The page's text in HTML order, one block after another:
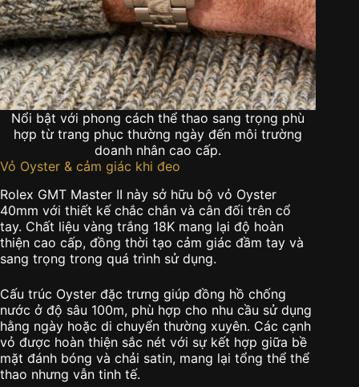
Nổi bật với phong cách thể thao sang trọng phù
hợp từ trang phục thường ngày đến môi trường
doanh nhân cao cấp.
Vỏ Oyster & cảm giác khi đeo
Rolex GMT Master II này sở hữu bộ vỏ Oyster
40mm với thiết kế chắc chắn và cân đối trên cổ
tay. Chất liệu vàng trắng 18K mang lại độ hoàn
thiện cao cấp, đồng thời tạo cảm giác đầm tay và
sang trọng trong quá trình sử dụng.
Cấu trúc Oyster đặc trưng giúp đồng hồ chống
nước ở độ sâu 100m, phù hợp cho nhu cầu sử dụng
hằng ngày hoặc di chuyển thường xuyên. Các cạnh
vỏ được hoàn thiện sắc nét với sự kết hợp giữa bề
mặt đánh bóng và chải satin, mang lại tổng thể thể
thao nhưng vẫn tinh tế.